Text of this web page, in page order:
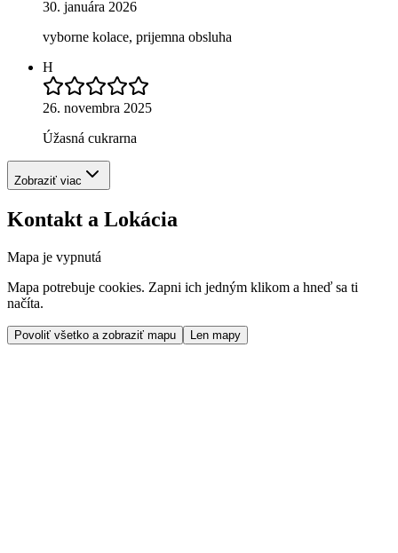
30. januára 2026
vyborne kolace, prijemna obsluha
H
26. novembra 2025
Úžasná cukrarna
Zobraziť viac
Kontakt a Lokácia
Mapa je vypnutá
Mapa potrebuje cookies. Zapni ich jedným klikom a hneď sa ti
načíta.
Povoliť všetko a zobraziť mapu Len mapy